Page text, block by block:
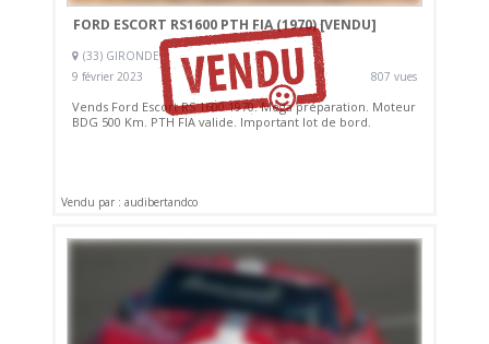
FORD ESCORT RS1600 PTH FIA (1970)[VENDU]
(33) GIRONDE
9 février 2023
807 vues
Vends Ford Escort RS 1600 1970. Méga préparation. Moteur
BDG 500 Km. PTH FIA valide. Important lot de bord.
Vendu par : audibertandco